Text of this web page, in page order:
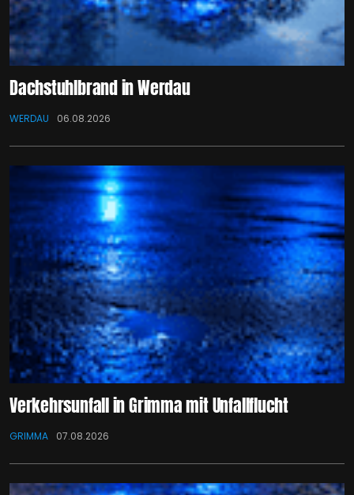
Dachstuhlbrand in Werdau
WERDAU 06.08.2026
Verkehrsunfall in Grimma mit Unfallflucht
GRIMMA 07.08.2026